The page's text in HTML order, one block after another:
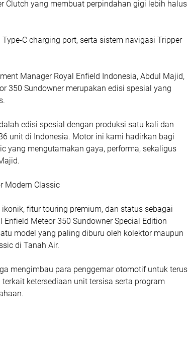
Clutch yang membuat perpindahan gigi lebih halus
Type-C charging port, serta sistem navigasi Tripper
Manager Royal Enfield Indonesia, Abdul Majid,
350 Sundowner merupakan edisi spesial yang
edisi spesial dengan produksi satu kali dan
unit di Indonesia. Motor ini kami hadirkan bagi
yang mengutamakan gaya, performa, sekaligus
Modern Classic
fitur touring premium, dan status sebagai
Enfield Meteor 350 Sundowner Special Edition
model yang paling diburu oleh kolektor maupun
di Tanah Air.
mengimbau para penggemar otomotif untuk terus
ketersediaan unit tersisa serta program